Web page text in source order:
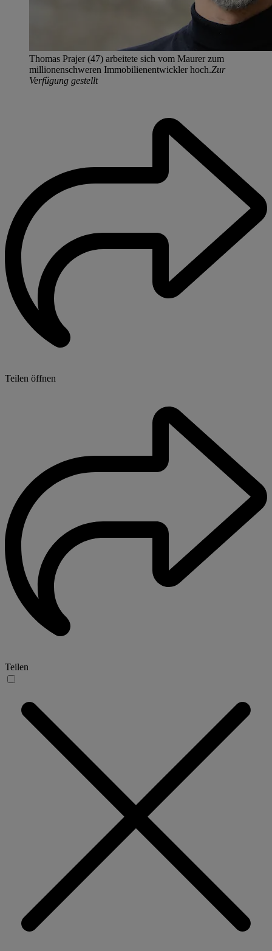
Thomas Prajer (47) arbeitete sich vom Maurer zum
millionenschweren Immobilienentwickler hoch.Zur
Verfügung gestellt
Teilen öffnen
Teilen